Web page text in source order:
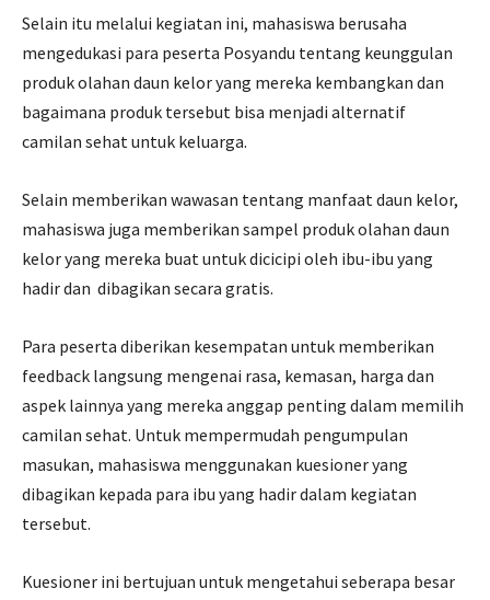
Selain itu melalui kegiatan ini, mahasiswa berusaha
mengedukasi para peserta Posyandu tentang keunggulan
produk olahan daun kelor yang mereka kembangkan dan
bagaimana produk tersebut bisa menjadi alternatif
camilan sehat untuk keluarga.
Selain memberikan wawasan tentang manfaat daun kelor,
mahasiswa juga memberikan sampel produk olahan daun
kelor yang mereka buat untuk dicicipi oleh ibu-ibu yang
hadir dan dibagikan secara gratis.
Para peserta diberikan kesempatan untuk memberikan
feedback langsung mengenai rasa, kemasan, harga dan
aspek lainnya yang mereka anggap penting dalam memilih
camilan sehat. Untuk mempermudah pengumpulan
masukan, mahasiswa menggunakan kuesioner yang
dibagikan kepada para ibu yang hadir dalam kegiatan
tersebut.
Kuesioner ini bertujuan untuk mengetahui seberapa besar